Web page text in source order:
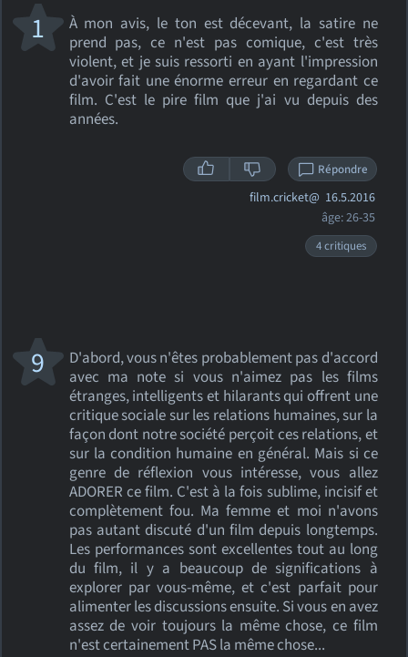
À mon avis, le ton est décevant, la satire ne
prend pas, ce n'est pas comique, c'est très
violent, et je suis ressorti en ayant l'impression
d'avoir fait une énorme erreur en regardant ce
film. C'est le pire film que j'ai vu depuis des
années.
1
Répondre
film.cricket@ 16.5.2016
âge: 26-35
4 critiques
D'abord, vous n'êtes probablement pas d'accord
avec ma note si vous n'aimez pas les films
étranges, intelligents et hilarants qui offrent une
critique sociale sur les relations humaines, sur la
façon dont notre société perçoit ces relations, et
sur la condition humaine en général. Mais si ce
genre de réflexion vous intéresse, vous allez
ADORER ce film. C'est à la fois sublime, incisif et
complètement fou. Ma femme et moi n'avons
pas autant discuté d'un film depuis longtemps.
Les performances sont excellentes tout au long
du film, il y a beaucoup de significations à
explorer par vous-même, et c'est parfait pour
alimenter les discussions ensuite. Si vous en avez
assez de voir toujours la même chose, ce film
n'est certainement PAS la même chose...
9